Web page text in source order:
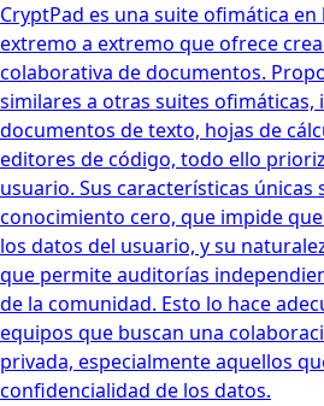
CryptPad es una suite ofimática
extremo a extremo que ofrece
colaborativa de documentos.
similares a otras suites ofimáticas,
documentos de texto, hojas de
editores de código, todo ello
usuario. Sus características
conocimiento cero, que impide
los datos del usuario, y su
que permite auditorías
de la comunidad. Esto lo hace
equipos que buscan una
privada, especialmente aquellos
confidencialidad de los datos.